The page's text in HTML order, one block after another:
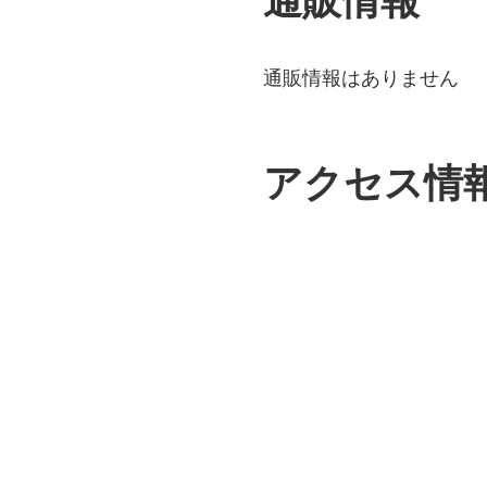
通販情報はありません
アクセス情